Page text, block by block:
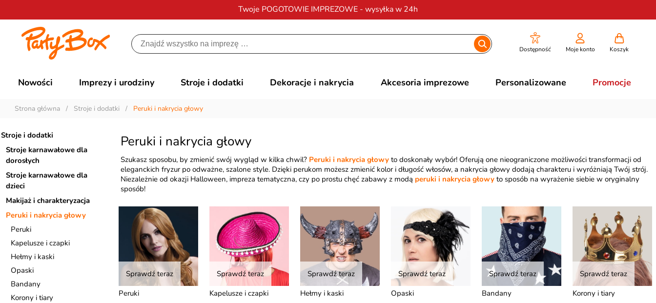
Twoje POGOTOWIE IMPREZOWE - wysyłka w 24h
Darmowa dostawana zamówienia od 200 zł
Dostępność Moje konto Koszyk
Nowości Imprezy i urodziny Stroje i dodatki Dekoracje i nakrycia Akcesoria imprezowe Personalizowane Promocje
Strona główna / Stroje i dodatki / Peruki i nakrycia głowy
Peruki i nakrycia głowy
Szukasz sposobu, by zmienić swój wygląd w kilka chwil? Peruki i nakrycia głowy to doskonały wybór! Oferują one nieograniczone możliwości transformacji od
eleganckich fryzur po odważne, szalone style. Dzięki perukom możesz zmienić kolor i długość włosów, a nakrycia głowy dodają charakteru i wyróżniają Twój strój.
Niezależnie od okazji Halloween, impreza tematyczna, czy po prostu chęć zabawy z modą peruki i nakrycia głowy to sposób na wyrażenie siebie w oryginalny
sposób!
Sprawdź teraz
Peruki
Sprawdź teraz
Kapelusze i czapki
Sprawdź teraz
Hełmy i kaski
Sprawdź teraz
Opaski
Sprawdź teraz
Bandany
Sprawdź teraz
Korony i tiary
Stroje i dodatki
Stroje karnawałowe dla
dorosłych
Stroje karnawałowe dla
dzieci
Makijaż i charakteryzacja
Peruki i nakrycia głowy
Peruki
Kapelusze i czapki
Hełmy i kaski
Opaski
Bandany
Korony i tiary